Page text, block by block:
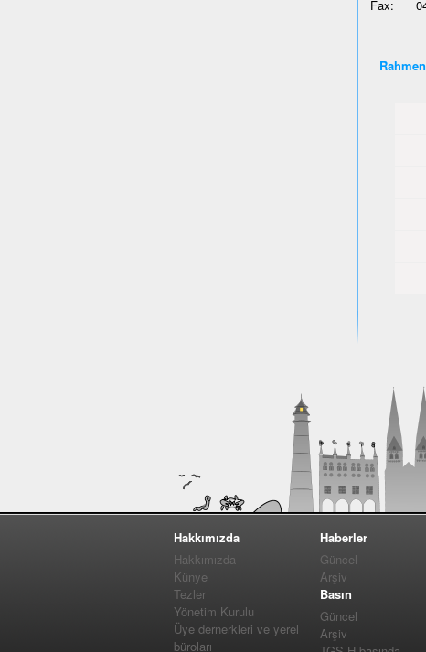
Fax:
Hakkımızda
Hakkımızda
Künye
Tezler
Yönetim Kurulu
Üye dernerkleri ve yerel
büroları
Haberler
Güncel
Arşiv
Basın
Güncel
Arşiv